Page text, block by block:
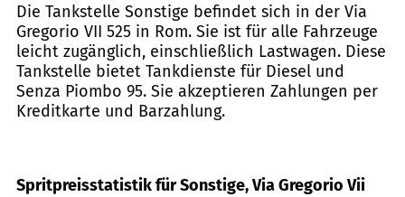
Die Tankstelle Sonstige befindet sich in der Via
Gregorio VII 525 in Rom. Sie ist für alle Fahrzeuge
leicht zugänglich, einschließlich Lastwagen. Diese
Tankstelle bietet Tankdienste für Diesel und
Senza Piombo 95. Sie akzeptieren Zahlungen per
Kreditkarte und Barzahlung.
Spritpreisstatistik für Sonstige, Via Gregorio Vii